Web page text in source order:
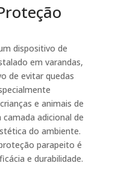
dispositivo de
em varandas,
de evitar quedas
e animais de
adicional de
do ambiente.
parapeito é
e durabilidade.